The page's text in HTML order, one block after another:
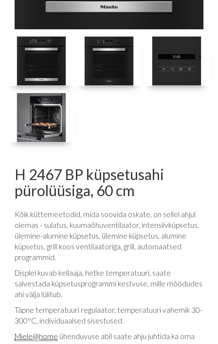
H 2467 BP küpsetusahi
pürolüüsiga, 60 cm
Kõik küttemeetodid, mida soovida oskate, on sellel ahjul
olemas - sulatus, kuumaõhuventilaator, intensiivküpsetus,
ülemine-alumine küpsetus, ülemine küpsetus, alumine
küpsetus, grill koos ventilaatoriga, grill, automaatsed
programmid.
Displei kuvab kellaaja, hetke temperatuuri, saate
salvestada küpsetusprogrammi kestvuse, mille möödudes
ahi välja lülitub.
Täpne temperatuuri regulaator, temperatuuri vahemik 30-
300°C, individuaalsed sisestused.
Miele@home ühenduvuse abil saate ahju juhtida ka oma